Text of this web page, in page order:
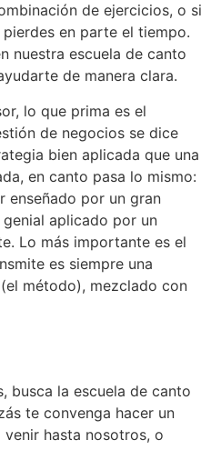
de ejercicios, o si
en parte el tiempo.
nuestra escuela de canto
de manera clara.
lo que prima es el
de negocios se dice
bien aplicada que una
en canto pasa lo mismo:
enseñado por un gran
aplicado por un
Lo más importante es el
es siempre una
método), mezclado con
busca la escuela de canto
te convenga hacer un
hasta nosotros, o